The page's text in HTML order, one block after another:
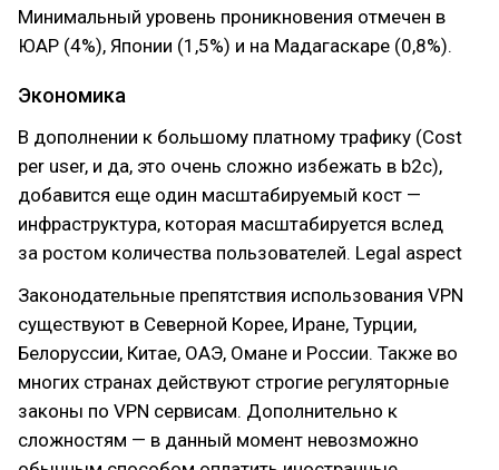
Минимальный уровень проникновения отмечен в
ЮАР (4%), Японии (1,5%) и на Мадагаскаре (0,8%).
Экономика
В дополнении к большому платному трафику (Cost
per user, и да, это очень сложно избежать в b2c),
добавится еще один масштабируемый кост —
инфраструктура, которая масштабируется вслед
за ростом количества пользователей. Legal aspect
Законодательные препятствия использования VPN
существуют в Северной Корее, Иране, Турции,
Белоруссии, Китае, ОАЭ, Омане и России. Также во
многих странах действуют строгие регуляторные
законы по VPN сервисам. Дополнительно к
сложностям — в данный момент невозможно